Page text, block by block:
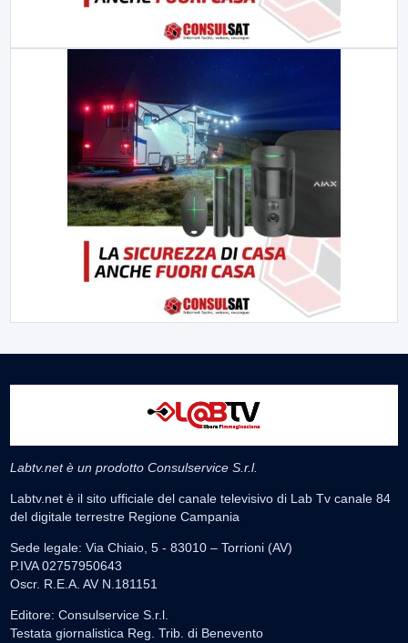
Labtv.net è un prodotto Consulservice S.r.l.
Labtv.net è il sito ufficiale del canale televisivo di Lab Tv canale 84
del digitale terrestre Regione Campania
Sede legale: Via Chiaio, 5 - 83010 – Torrioni (AV)
P.IVA 02757950643
Oscr. R.E.A. AV N.181151
Editore: Consulservice S.r.l.
Testata giornalistica Reg. Trib. di Benevento